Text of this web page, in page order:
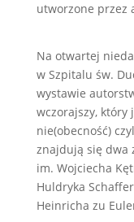
utworzone przez
Na otwartej
w Szpitalu św.
wystawie
wczorajszy, który
nie(obecność)
znajdują się dwa
im. Wojciecha
Huldryka
Heinricha zu